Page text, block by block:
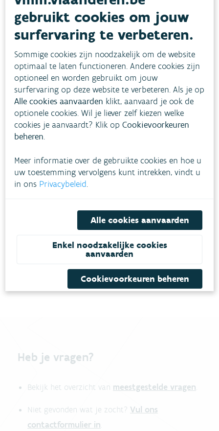
Download pdf
Heb je vragen?
Bekijk het overzicht van meestgestelde vragen.
Niet gevonden wat je zocht? Vul ons
contactformulier in.
gebruikt cookies om jouw
surfervaring te verbeteren.
Sommige cookies zijn noodzakelijk om de website
optimaal te laten functioneren. Andere cookies zijn
optioneel en worden gebruikt om jouw
surfervaring op deze website te verbeteren. Als je op
Alle cookies aanvaarden klikt, aanvaard je ook de
optionele cookies. Wil je liever zelf kiezen welke
cookies je aanvaardt? Klik opCookievoorkeuren
beheren.
Meer informatie over de gebruikte cookies en hoe u
uw toestemming vervolgens kunt intrekken, vindt u
in ons Privacybeleid.
Alle cookies aanvaarden
Enkel noodzakelijke cookies
aanvaarden
Cookievoorkeuren beheren